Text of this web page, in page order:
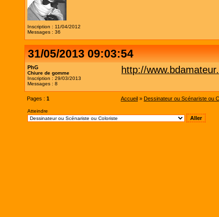
Inscription : 11/04/2012
Messages : 36
31/05/2013 09:03:54
PhG
Chiure de gomme
Inscription : 29/03/2013
Messages : 8
http://
Pages : 1 Accueil » Dessinateur ou Scénariste ou
Atteindre